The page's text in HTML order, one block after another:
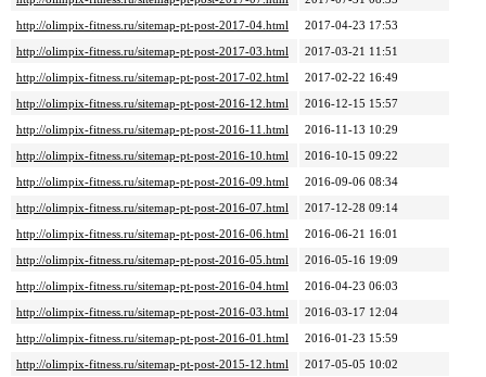
http://olimpix-fitness.ru/sitemap-pt-post-2017-04.html
2017-04-23 17:53
http://olimpix-fitness.ru/sitemap-pt-post-2017-03.html
2017-03-21 11:51
http://olimpix-fitness.ru/sitemap-pt-post-2017-02.html
2017-02-22 16:49
http://olimpix-fitness.ru/sitemap-pt-post-2016-12.html
2016-12-15 15:57
http://olimpix-fitness.ru/sitemap-pt-post-2016-11.html
2016-11-13 10:29
http://olimpix-fitness.ru/sitemap-pt-post-2016-10.html
2016-10-15 09:22
http://olimpix-fitness.ru/sitemap-pt-post-2016-09.html
2016-09-06 08:34
http://olimpix-fitness.ru/sitemap-pt-post-2016-07.html
2017-12-28 09:14
http://olimpix-fitness.ru/sitemap-pt-post-2016-06.html
2016-06-21 16:01
http://olimpix-fitness.ru/sitemap-pt-post-2016-05.html
2016-05-16 19:09
http://olimpix-fitness.ru/sitemap-pt-post-2016-04.html
2016-04-23 06:03
http://olimpix-fitness.ru/sitemap-pt-post-2016-03.html
2016-03-17 12:04
http://olimpix-fitness.ru/sitemap-pt-post-2016-01.html
2016-01-23 15:59
http://olimpix-fitness.ru/sitemap-pt-post-2015-12.html
2017-05-05 10:02